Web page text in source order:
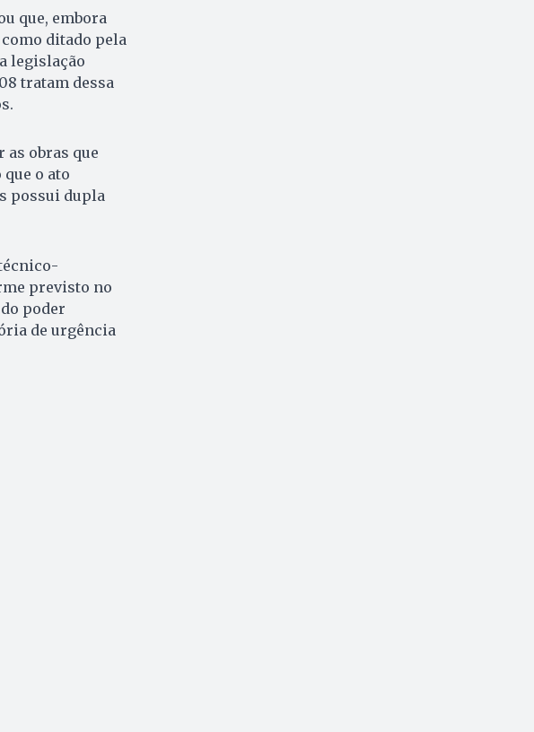
que, embora
ditado pela
legislação
tratam dessa
obras que
o ato
possui dupla
previsto no
poder
de urgência